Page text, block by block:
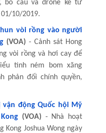
bồ câu và drone kể từ
10/2019.
vòi rồng vào người
(VOA) - Cảnh sát Hong
vòi rồng và hơi cay để
tình ném bom xăng
phản đối chính quyền,
vận động Quốc hội Mỹ
(VOA) - Nhà hoạt
Kong Joshua Wong ngày